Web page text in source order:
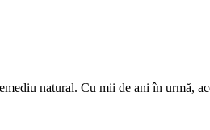
natural. Cu mii de ani în urmă,